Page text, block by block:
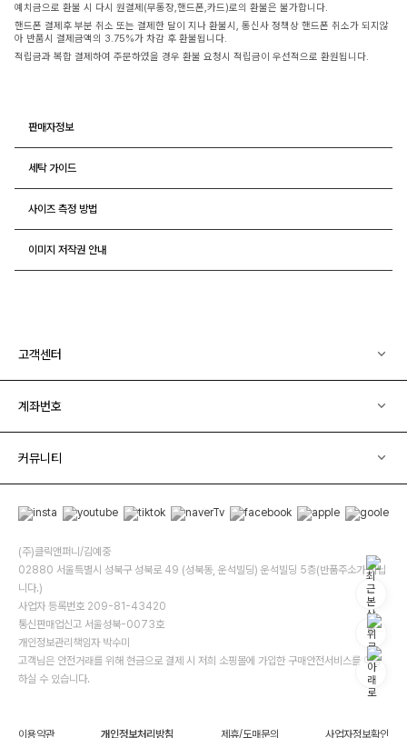
예치금으로 환불 시 다시 원결제(무통장,핸드폰,카드)로의 환불은 불가합니다.
핸드폰 결제후 부분 취소 또는 결제한 달이 지나 환불시, 통신사 정책상 핸드폰 취소가 되지않
아 반품시 결제금액의 3.75%가 차감 후 환불됩니다.
적립금과 복합 결제하여 주문하였을 경우 환불 요청시 적립금이 우선적으로 환원됩니다.
판매자정보
세탁 가이드
사이즈 측정 방법
이미지 저작권 안내
고객센터
계좌번호
커뮤니티
(주)클릭앤퍼니/김예중
02880 서울특별시 성북구 성북로 49 (성북동, 운석빌딩) 운석빌딩 5층(반품주소가 아닙
니다.)
사업자 등록번호 209-81-43420
통신판매업신고 서울성북-0073호
개인정보관리책임자 박수미
고객님은 안전거래를 위해 현금으로 결제 시 저희 소핑몰에 가입한 구매안전서비스를 이용
하실 수 있습니다.
이용약관 개인정보처리방침 제휴/도매문의 사업자정보확인